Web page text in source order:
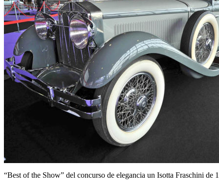
“Best of the Show” del concurso de elegancia un Isotta Fraschini de